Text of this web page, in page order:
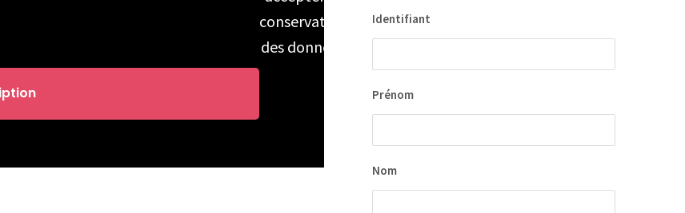
conservation
des données
Identifiant
Prénom
Nom